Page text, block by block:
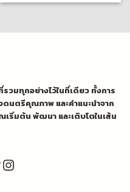
มทุกอย่างไว้ในที่เดียว ทั้งการ
นตรีคุณภาพ และคำแนะนำจาก
ริ่มต้น พัฒนา และเติบโตในเส้น
Instagram